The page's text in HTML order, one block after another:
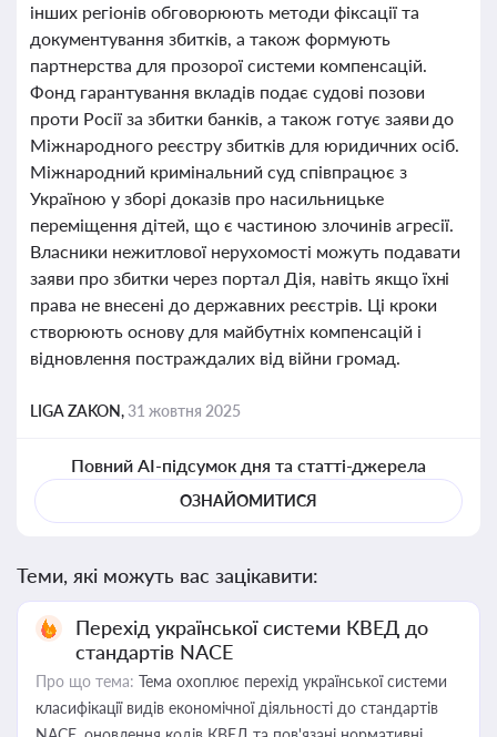
інших регіонів обговорюють методи фіксації та
документування збитків, а також формують
партнерства для прозорої системи компенсацій.
Фонд гарантування вкладів подає судові позови
проти Росії за збитки банків, а також готує заяви до
Міжнародного реєстру збитків для юридичних осіб.
Міжнародний кримінальний суд співпрацює з
Україною у зборі доказів про насильницьке
переміщення дітей, що є частиною злочинів агресії.
Власники нежитлової нерухомості можуть подавати
заяви про збитки через портал Дія, навіть якщо їхні
права не внесені до державних реєстрів. Ці кроки
створюють основу для майбутніх компенсацій і
відновлення постраждалих від війни громад.
LIGA ZAKON,31 жовтня 2025
Повний AI-підсумок дня та статті-джерела
ОЗНАЙОМИТИСЯ
Теми, які можуть вас зацікавити:
Перехід української системи КВЕД до
стандартів NACE
Про що тема: Тема охоплює перехід української системи
класифікації видів економічної діяльності до стандартів